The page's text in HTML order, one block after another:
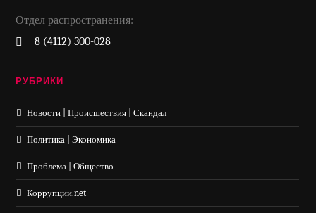
Отдел распространения:
8 (4112) 300-028
РУБРИКИ
Новости | Происшествия | Скандал
Политика | Экономика
Проблема | Общество
Коррупции.net